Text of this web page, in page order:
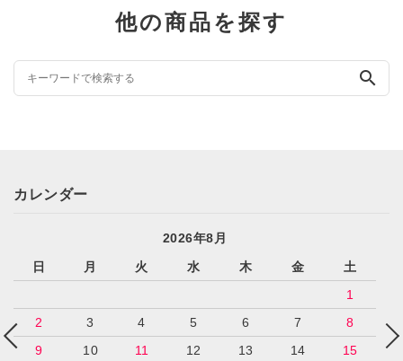
他の商品を探す
search
カレンダー
2026年8月
日
月 火 水 木 金
土
1
2
3 4 5 6 7
8
9
10 11 12 13 14
15